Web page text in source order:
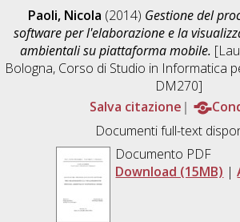
Paoli, Nicola (2014) Gestione del
software per l'elaborazione e la
ambientali su piattaforma mobile.
Bologna, Corso di Studio in Informatica
DM270]
Salva citazione
Documenti full-text
Documento PDF
Download (15MB) |